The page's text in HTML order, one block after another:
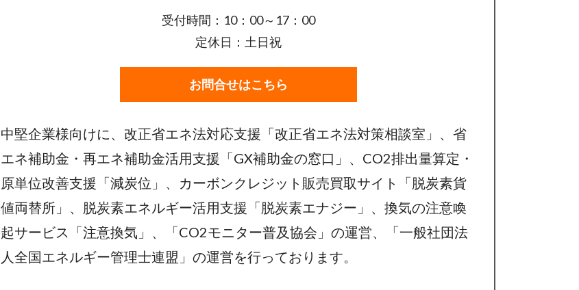
受付時間：10：00～17：00
定休日：土日祝
お問合せはこちら
中堅企業様向けに、改正省エネ法対応支援「改正省エネ法対策相談室」、省
エネ補助金・再エネ補助金活用支援「GX補助金の窓口」、CO2排出量算定・
原単位改善支援「減炭位」、 カーボンクレジット販売買取サイト「脱炭素貨
値両替所」、 脱炭素エネルギー活用支援「脱炭素エナジー」、換気の注意喚
起サービス「注意換気」、「CO2モニター普及協会」の運営、「一般社団法
人全国エネルギー管理士連盟」の運営を行っております。